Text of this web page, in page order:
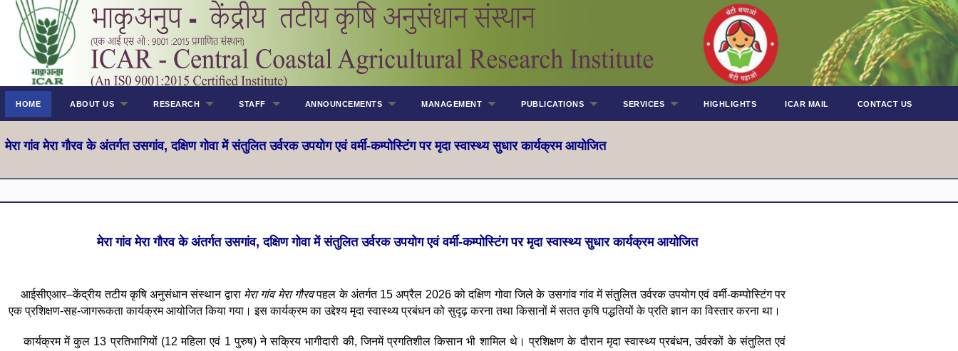
HOME ABOUT US RESEARCH STAFF ANNOUNCEMENTS MANAGEMENT PUBLICATIONS SERVICES HIGHLIGHTS ICAR MAIL CONTACT US
मेरा गांव मेरा गौरव के अंतर्गत उसगांव, दक्षिण गोवा में संतुलित उर्वरक उपयोग एवं वर्मी-कम्पोस्टिंग पर मृदा स्वास्थ्य सुधार कार्यक्रम आयोजित
मेरा गांव मेरा गौरव के अंतर्गत उसगांव, दक्षिण गोवा में संतुलित उर्वरक उपयोग एवं वर्मी-कम्पोस्टिंग पर मृदा स्वास्थ्य सुधार कार्यक्रम आयोजित
आईसीएआर–केंद्रीय तटीय कृषि अनुसंधान संस्थान द्वारा मेरा गांव मेरा गौरवपहल के अंतर्गत 15 अप्रैल 2026 को दक्षिण गोवा जिले के उसगांव गांव में संतुलित उर्वरक उपयोग एवं वर्मी-कम्पोस्टिंग पर
एक प्रशिक्षण-सह-जागरूकता कार्यक्रम आयोजित किया गया। इस कार्यक्रम का उद्देश्य मृदा स्वास्थ्य प्रबंधन को सुदृढ़ करना तथा किसानों में सतत कृषि पद्धतियों के प्रति ज्ञान का विस्तार करना था।
कार्यक्रम में कुल 13 प्रतिभागियों (12 महिला एवं 1 पुरुष) ने सक्रिय भागीदारी की, जिनमें प्रगतिशील किसान भी शामिल थे। प्रशिक्षण के दौरान मृदा स्वास्थ्य प्रबंधन, उर्वरकों के संतुलित एवं